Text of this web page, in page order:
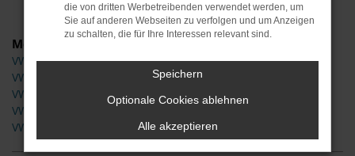
Modelle
VW Crafter Bad Oeynhausen
VW Golf Bad Oeynhausen
VW Polo Bad Oeynhausen
VW Tiguan Bad Oeynhausen
VW T-Cross Bad Oeynhausen
die von dritten Werbetreibenden verwendet werden, um
Sie auf anderen Webseiten zu verfolgen und um Anzeigen
zu schalten, die für Ihre Interessen relevant sind.
Speichern
Optionale Cookies ablehnen
Alle akzeptieren